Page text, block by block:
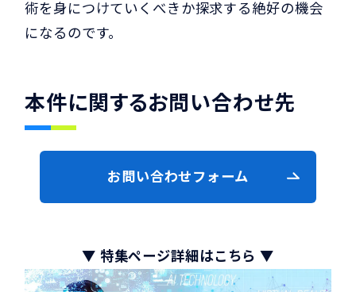
術を身につけていくべきか探求する絶好の機会
になるのです。
本件に関するお問い合わせ先
お問い合わせフォーム
▼ 特集ページ詳細はこちら ▼